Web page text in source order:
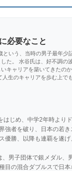
必要なこと
いう、当時の男子最年
た。 水谷氏は、好不調
キャリアを築いてきたの
生のキャリアを歩む上
じめ、中学2年時より
者を破り、日本の若き
優勝、以降も連覇を遂
男子団体で銀メダル
目の混合ダブルスで日